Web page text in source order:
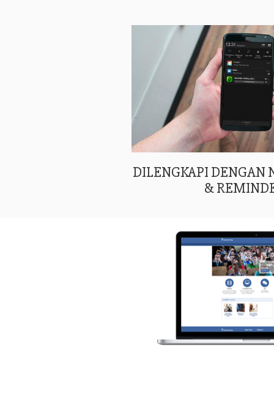
DILENGKAPI DENGAN
&